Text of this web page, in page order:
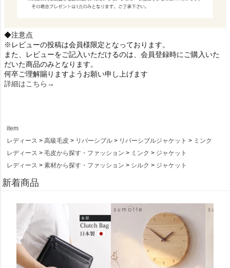
◆注意点
※レビューの投稿は会員様限定となっております。
また、レビューをご記入いただけるのは、会員登録時にご購入いた
だいた商品のみとなります。
何卒ご理解賜りますようお願い申し上げます
詳細はこちら→
item
レディース
高級毛皮 リバーシブル リバーシブルジャケット
ミンク
レディース
毛皮から探す・ファッション ミンク
ジャケット
レディース
素材から探す・ファッション シルク ジャケット
新着商品